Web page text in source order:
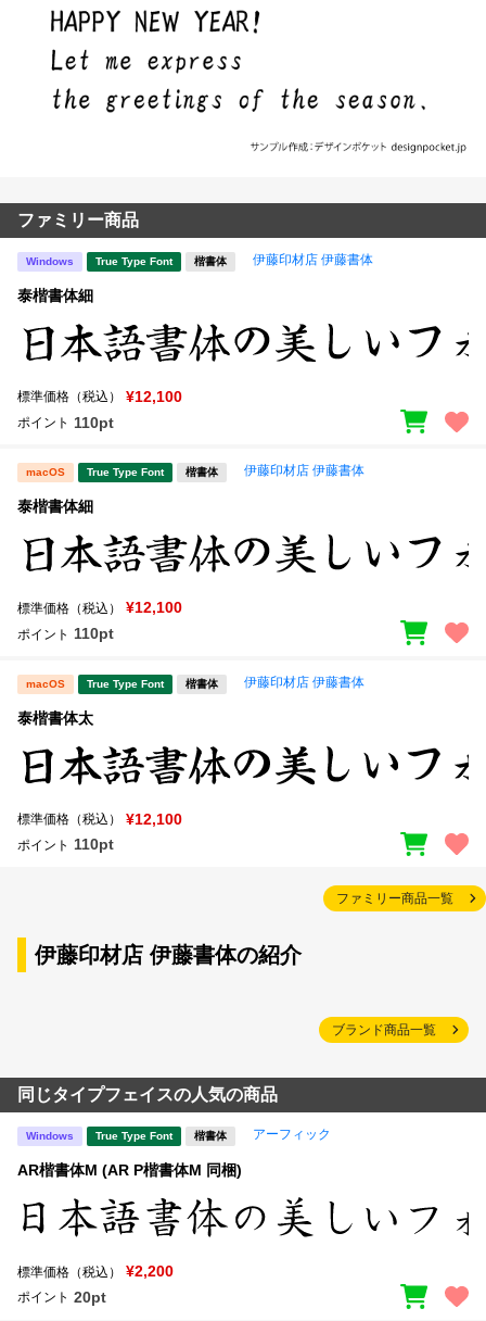
ファミリー商品
Windows True Type Font 楷書体 伊藤印材店 伊藤書体
泰楷書体細
標準価格（税込） ¥12,100
ポイント 110pt
macOS True Type Font 楷書体 伊藤印材店 伊藤書体
泰楷書体細
標準価格（税込） ¥12,100
ポイント 110pt
macOS True Type Font 楷書体 伊藤印材店 伊藤書体
泰楷書体太
標準価格（税込） ¥12,100
ポイント 110pt
ファミリー商品一覧
伊藤印材店 伊藤書体の紹介
ブランド商品一覧
同じタイプフェイスの人気の商品
Windows True Type Font 楷書体 アーフィック
AR楷書体M (AR P楷書体M 同梱)
標準価格（税込） ¥2,200
ポイント 20pt